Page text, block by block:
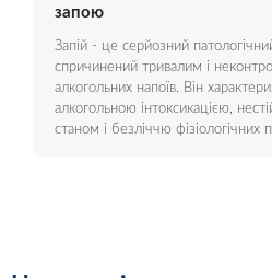
запою
Запій - це серйозний
спричинений тривалим і
алкогольних напоїв. Він
алкогольною інтоксикацією,
станом і безліччю